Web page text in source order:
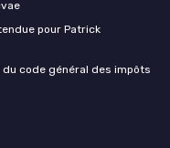
pour Patrick
code général des impôts